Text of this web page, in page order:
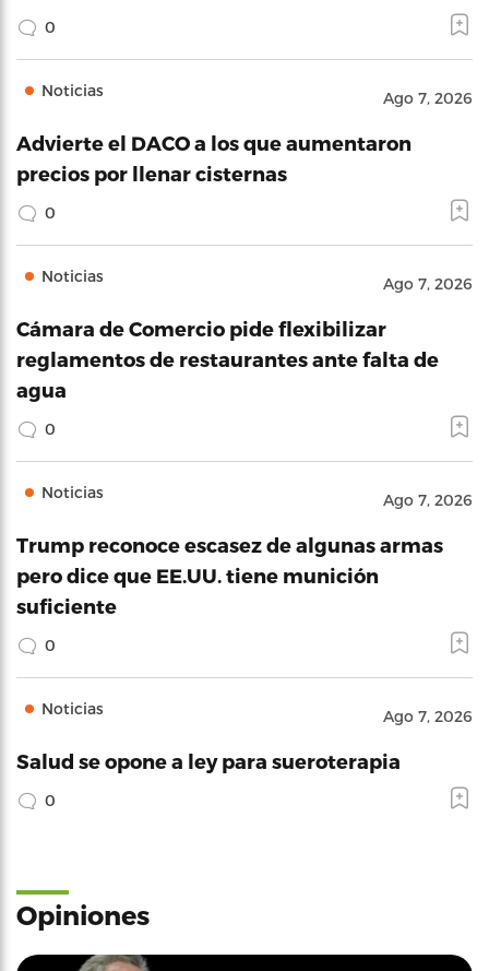
0
Noticias Ago 7, 2026
Advierte el DACO a los que aumentaron
precios por llenar cisternas
0
Noticias Ago 7, 2026
Cámara de Comercio pide flexibilizar
reglamentos de restaurantes ante falta de
agua
0
Noticias Ago 7, 2026
Trump reconoce escasez de algunas armas
pero dice que EE.UU. tiene munición
suficiente
0
Noticias Ago 7, 2026
Salud se opone a ley para sueroterapia
0
Opiniones